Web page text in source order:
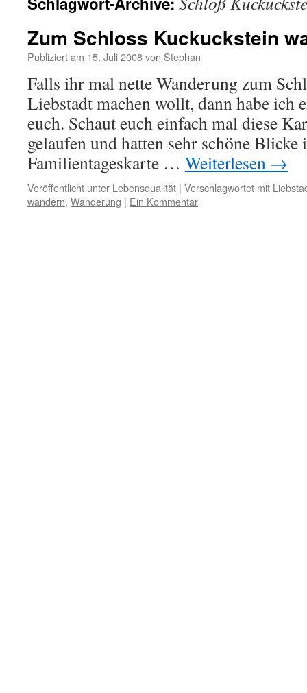
Zum Schloss Kuckuckstein
Publiziert am 15. Juli 2008von Stephan
Falls ihr mal nette Wanderung zum
Liebstadt machen wollt, dann habe ich
euch. Schaut euch einfach mal diese
gelaufen und hatten sehr schöne
Familientageskarte … Weiterlesen →
Veröffentlicht unter Lebensqualität | Verschlagwortet mit
wandern, Wanderung | Ein Kommentar